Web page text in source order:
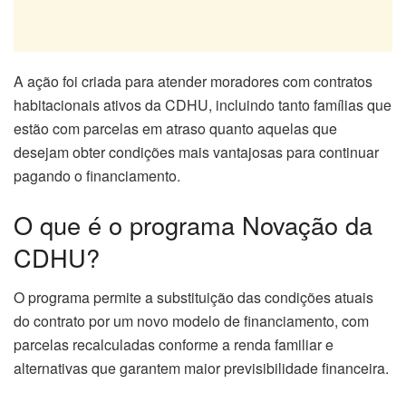
A ação foi criada para atender moradores com contratos
habitacionais ativos da CDHU, incluindo tanto famílias que
estão com parcelas em atraso quanto aquelas que
desejam obter condições mais vantajosas para continuar
pagando o financiamento.
O que é o programa Novação da
CDHU?
O programa permite a substituição das condições atuais
do contrato por um novo modelo de financiamento, com
parcelas recalculadas conforme a renda familiar e
alternativas que garantem maior previsibilidade financeira.